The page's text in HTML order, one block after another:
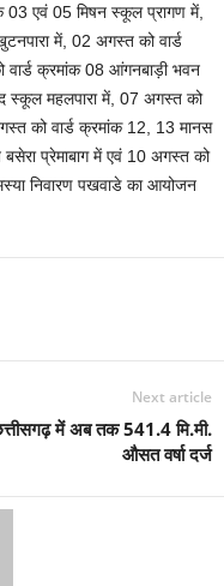
03 एवं 05 मिषन स्कूल प्रागण में,
में, 02 अगस्त को वार्ड
क्रमांक 08 आंगनबाड़ी भवन
स्कूल महलपारा में, 07 अगस्त को
को वार्ड क्रमांक 12, 13 मानस
प्रेमाबाग में एवं 10 अगस्त को
निवारण पखवाडे का आयोजन
Next article
में अब तक 541.4 मि.मी.
औसत वर्षा दर्ज